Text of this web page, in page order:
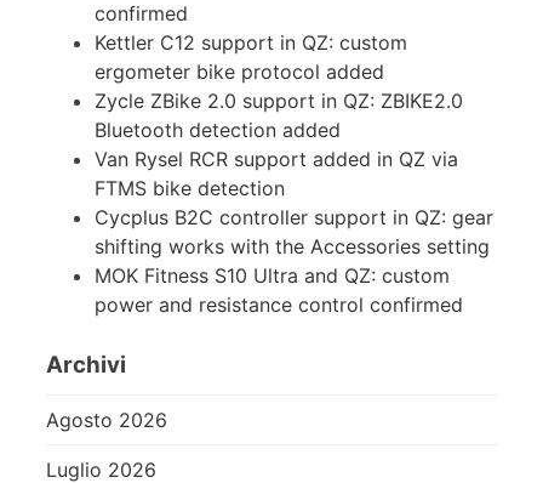
confirmed
Kettler C12 support in QZ: custom
ergometer bike protocol added
Zycle ZBike 2.0 support in QZ: ZBIKE2.0
Bluetooth detection added
Van Rysel RCR support added in QZ via
FTMS bike detection
Cycplus B2C controller support in QZ: gear
shifting works with the Accessories setting
MOK Fitness S10 Ultra and QZ: custom
power and resistance control confirmed
Archivi
Agosto 2026
Luglio 2026